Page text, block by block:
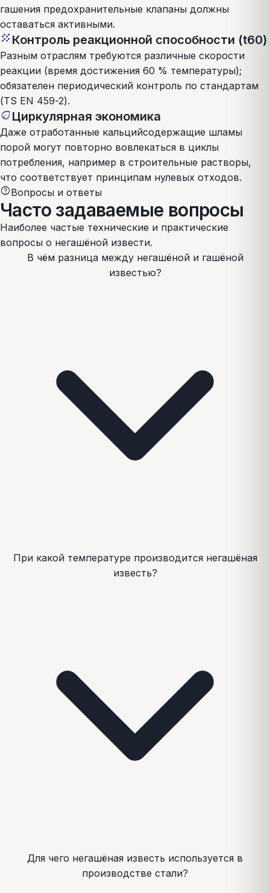
гашения предохранительные клапаны должны
оставаться активными.
grain Контроль реакционной способности (t60)
Разным отраслям требуются различные скорости
реакции (время достижения 60 % температуры);
обязателен периодический контроль по стандартам
(TS EN 459-2).
eco Циркулярная экономика
Даже отработанные кальцийсодержащие шламы
порой могут повторно вовлекаться в циклы
потребления, например в строительные растворы,
что соответствует принципам нулевых отходов.
helpВопросы и ответы
Часто задаваемые вопросы
Наиболее частые технические и практические
вопросы о негашёной извести.
В чём разница между негашёной и гашёной
известью?
При какой температуре производится негашёная
известь?
Для чего негашёная известь используется в
производстве стали?